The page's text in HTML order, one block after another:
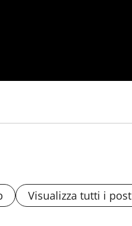
Visualizza tutti i post